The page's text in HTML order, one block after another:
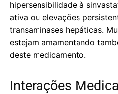
hipersensibilidade à
ativa ou elevações
transaminases hepáticas.
estejam amamentando
deste medicamento.
Interações